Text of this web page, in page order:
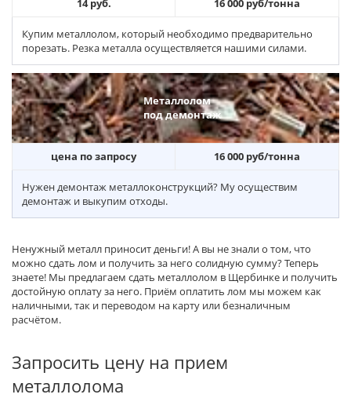
14 руб. 16 000 руб/тонна
Купим металлолом, который необходимо предварительно
порезать. Резка металла осуществляется нашими силами.
Металлолом
под демонтаж
цена по запросу 16 000 руб/тонна
Нужен демонтаж металлоконструкций? Му осуществим
демонтаж и выкупим отходы.
Ненужный металл приносит деньги! А вы не знали о том, что
можно сдать лом и получить за него солидную сумму? Теперь
знаете! Мы предлагаем сдать металлолом в Щербинке и получить
достойную оплату за него. Приём оплатить лом мы можем как
наличными, так и переводом на карту или безналичным
расчётом.
Запросить цену на прием
металлолома